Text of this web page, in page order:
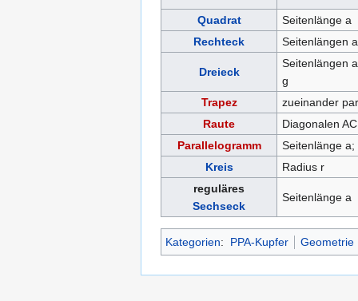
Quadrat
Seitenlänge a
Rechteck
Seitenlängen
Dreieck
Seitenlängen
g
Trapez
zueinander
Raute
Diagonalen
Parallelogramm
Seitenlänge
Kreis
Radius r
reguläres
Sechseck
Seitenlänge a
Kategorien: PPA-Kupfer Geometrie